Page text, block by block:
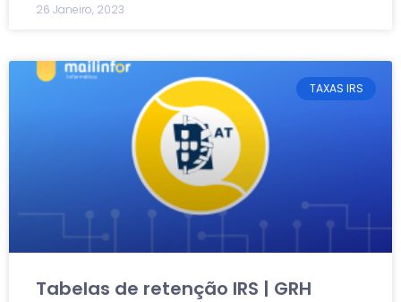
26 Janeiro, 2023
TAXAS IRS
Tabelas de retenção IRS | GRH